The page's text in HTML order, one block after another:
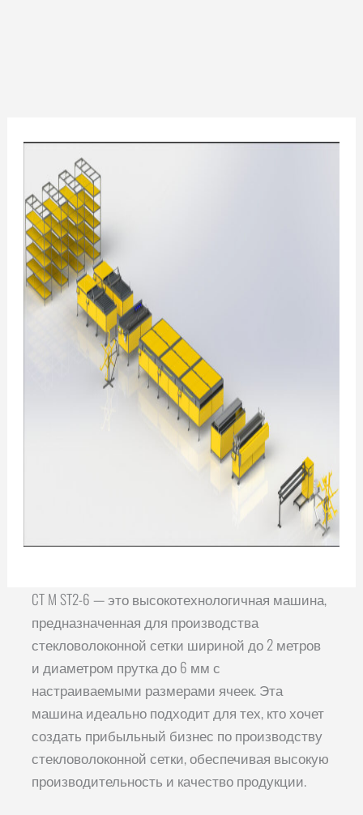
CT M ST2-6 — это высокотехнологичная машина,
предназначенная для производства
стекловолоконной сетки шириной до 2 метров
и диаметром прутка до 6 мм с
настраиваемыми размерами ячеек. Эта
машина идеально подходит для тех, кто хочет
создать прибыльный бизнес по производству
стекловолоконной сетки, обеспечивая высокую
производительность и качество продукции.